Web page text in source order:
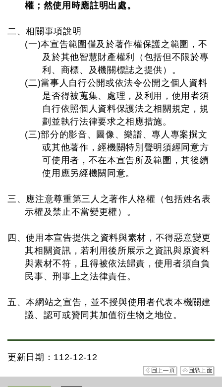
權；然使用時應註明出處。
二、相關事項說明
(一)本宣告範圍僅及於著作權保護之範圍，不
及於其他智慧財產權利（包括但不限於專
利、商標、及機關標誌之提供）。
(二)當事人自行公開或依法令公開之個人資料
是否得被蒐集、處理，及利用，使用者須
自行依照個人資料保護法之相關規定，規
劃並執行法律要求之相應措施。
(三)部分的影音、圖像、樂譜、專人專案撰文
或其他著作，經機關特別聲明須經同意方
可使用者，不在本宣告所及範圍，其後續
使用應另經機關同意。
三、應注意尊重第三人之著作人格權（包括姓名表
示權及禁止不當變更權）。
四、使用本宣告提供之資料與素材，不得惡意變更
其相關資訊，若利用後所展示之資訊與原資料
與素材不符，且得被依法歸責，使用者須自負
民事、刑事上之法律責任。
五、本網站之宣告，並不授與使用者代表本機關建
議、認可或贊同其加值衍生物之地位。
更新日期：112-12-12